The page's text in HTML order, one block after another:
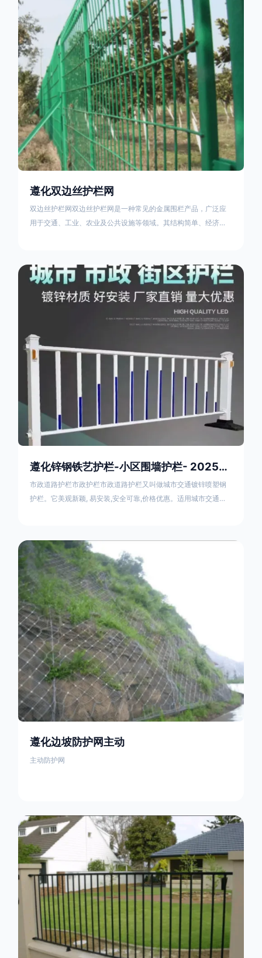
进度分段设置围栏或按规定使用统一的连续性护栏设施。施工单
位不得在工地围栏外堆放建筑材料、垃圾和工程渣土。在
遵化双边丝护栏网
双边丝护栏网双边丝护栏网是一种常见的金属围栏产品，广泛应
用于交通、工业、农业及公共设施等领域。其结构简单、经济实
边丝护栏网由低碳钢丝（Q235材质）通过焊接或编织形成网格结
构，网片两侧各有一根加固的纵向钢丝（双边丝），用于与立柱
连接固定。其表面通常采用镀锌、喷塑或浸塑处理，以增强耐腐
遵化锌钢铁艺护栏-小区围墙护栏- 2025年17631598285新报价
市政道路护栏市政护栏市政道路护栏又叫做城市交通镀锌喷塑钢
护栏。它美观新颖, 易安装,安全可靠,价格优惠。适用城市交通要
隔离栏，市政道路隔离护栏，人行道路护栏，机动与非机动隔离
护栏、道路中心隔离护栏、带广告牌道路隔离护栏、河道安全护
栏、草坪花坛护栏等市政道路隔离护栏规格齐全、品种多，可以
任
遵化边坡防护网主动
主动防护网